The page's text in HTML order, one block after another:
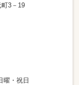
3－19
曜・祝日